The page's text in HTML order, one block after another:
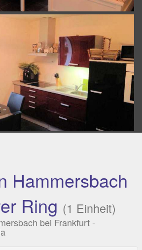
Hammersbach
Ring (1 Einheit)
bei Frankfurt -